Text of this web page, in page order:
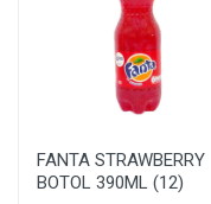
FANTA STRAWBERRY
BOTOL 390ML (12)